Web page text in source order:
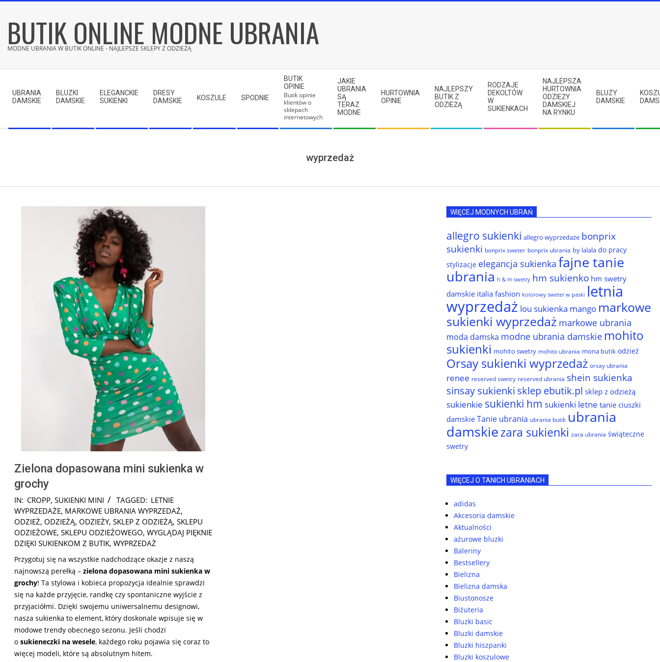
contentBUTIK ONLINE MODNE UBRANIA
MODNE UBRANIA W BUTIK ONLINE - NAJLEPSZE SKLEPY Z ODZIEŻĄ
Menu
UBRANIA
DAMSKIE
BLUZKI
DAMSKIE
ELEGANCKIE
SUKIENKI
DRESY
DAMSKIE
KOSZULE SPODNIE
BUTIK
OPINIE
Butik opinie
klientów o
sklepach
internetowych
JAKIE
UBRANIA
SĄ
TERAZ
MODNE
HURTOWNIA
OPINIE
NAJLEPSZY
BUTIK Z
ODZIEŻĄ
RODZAJE
DEKOLTÓW
W
SUKIENKACH
NAJLEPSZA
HURTOWNIA
ODZIEŻY
DAMSKIEJ
NA RYNKU
BLUZY
DAMSKIE
wyprzedaż
Zielona dopasowana mini sukienka w
grochy
2025-
08-
31
IN: CROPP, SUKIENKI MINI TAGGED: LETNIE
WYPRZEDAŻE, MARKOWE UBRANIA WYPRZEDAŻ,
ODZIEŻ, ODZIEŻĄ, ODZIEŻY, SKLEP Z ODZIEŻĄ, SKLEPU
ODZIEŻOWE, SKLEPU ODZIEŻOWEGO, WYGLĄDAJ PIĘKNIE
DZIĘKI SUKIENKOM Z BUTIK, WYPRZEDAŻ
Przygotuj się na wszystkie nadchodzące okazje z naszą
najnowszą perełką – zielona dopasowana mini sukienka w
grochy! Ta stylowa i kobieca propozycja idealnie sprawdzi
się na każde przyjęcie, randkę czy spontaniczne wyjście z
przyjaciółmi. Dzięki swojemu uniwersalnemu designowi,
nasza sukienka to element, który doskonale wpisuje się w
modowe trendy obecnego sezonu. Jeśli chodzi
o sukieneczki na wesele, każdego roku pojawia się coraz to
więcej modeli, które są absolutnym hitem.
WIĘCEJ MODNYCH UBRAŃ
allegro sukienki allegro wyprzedaże bonprix
sukienki bonprix sweter bonprix ubrania by lalala do pracy
stylizacje elegancja sukienka fajne tanie
ubrania h & m swetry hm sukienko hm swetry
damskie italia fashion kolorowy sweter w paski letnia
wyprzedaż lou sukienka mango markowe
sukienki wyprzedaż markowe ubrania
moda damska modne ubrania damskie mohito
sukienki mohito swetry mohito ubrania mona butik odzież
Orsay sukienki wyprzedaż orsay ubrania
renee reserved swetry reserved ubrania shein sukienka
sinsay sukienki sklep ebutik.pl sklep z odzieżą
sukienkie sukienki hm sukienki letne tanie ciuszki
damskie Tanie ubrania ubrania butik ubrania
damskiezara sukienki zara ubrania świąteczne
swetry
WIĘCEJ O TANICH UBRANIACH
adidas
Akcesoria damskie
Aktualności
ażurowe bluzki
Baleriny
Bestsellery
Bielizna
Bielizna damska
Biustonosze
Biżuteria
Bluzki basic
Bluzki damskie
Bluzki hiszpanki
Bluzki koszulowe